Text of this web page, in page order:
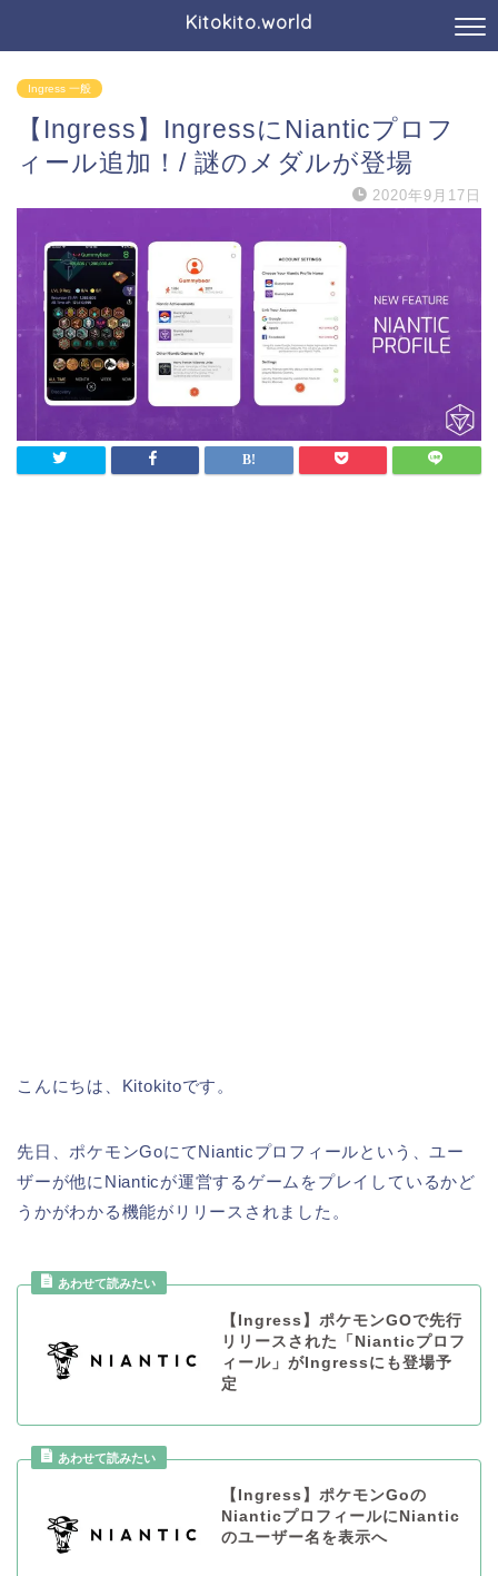
Kitokito.world
Ingress 一般
【Ingress】IngressにNianticプロフ
ィール追加！/ 謎のメダルが登場
2020年9月17日
こんにちは、Kitokitoです。
先日、ポケモンGoにてNianticプロフィールという、ユー
ザーが他にNianticが運営するゲームをプレイしているかど
うかがわかる機能がリリースされました。
【Ingress】ポケモンGOで先行
リリースされた「Nianticプロフ
ィール」がIngressにも登場予
定
【Ingress】ポケモンGoの
NianticプロフィールにNiantic
のユーザー名を表示へ